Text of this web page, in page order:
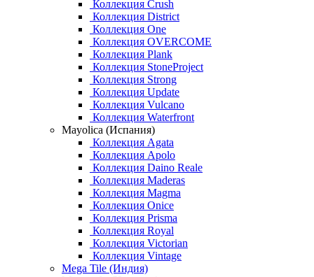
Коллекция Crush
Коллекция District
Коллекция One
Коллекция OVERCOME
Коллекция Plank
Коллекция StoneProject
Коллекция Strong
Коллекция Update
Коллекция Vulcano
Коллекция Waterfront
Mayolica (Испания)
Коллекция Agata
Коллекция Apolo
Коллекция Daino Reale
Коллекция Maderas
Коллекция Magma
Коллекция Onice
Коллекция Prisma
Коллекция Royal
Коллекция Victorian
Коллекция Vintage
Mega Tile (Индия)